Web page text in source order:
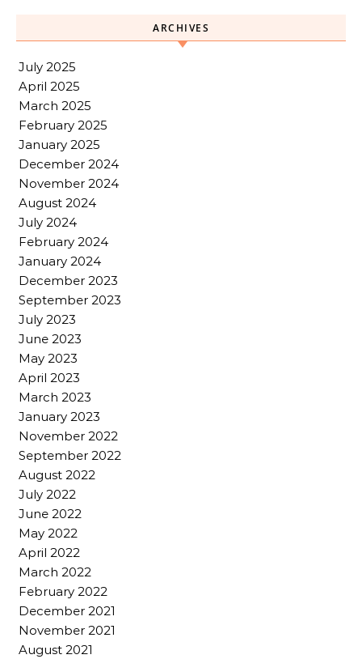
ARCHIVES
July 2025
April 2025
March 2025
February 2025
January 2025
December 2024
November 2024
August 2024
July 2024
February 2024
January 2024
December 2023
September 2023
July 2023
June 2023
May 2023
April 2023
March 2023
January 2023
November 2022
September 2022
August 2022
July 2022
June 2022
May 2022
April 2022
March 2022
February 2022
December 2021
November 2021
August 2021